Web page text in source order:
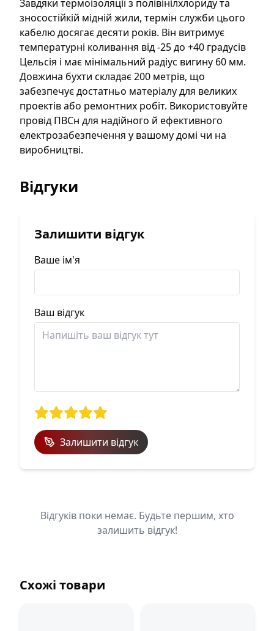
Завдяки термоізоляції з полівінілхлориду та
зносостійкій мідній жили, термін служби цього
кабелю досягає десяти років. Він витримує
температурні коливання від -25 до +40 градусів
Цельсія і має мінімальний радіус вигину 60 мм.
Довжина бухти складає 200 метрів, що
забезпечує достатньо матеріалу для великих
проектів або ремонтних робіт. Використовуйте
провід ПВСн для надійного й ефективного
електрозабезпечення у вашому домі чи на
виробництві.
Відгуки
Залишити відгук
Ваше ім'я
Ваш відгук
Залишити відгук
Відгуків поки немає. Будьте першим, хто
залишить відгук!
Схожі товари